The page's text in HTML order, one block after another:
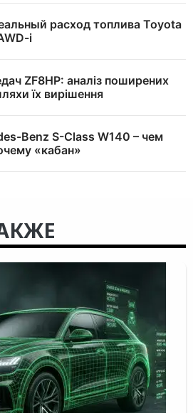
расход топлива Toyota
i
ZF8HP: аналіз поширених
їх вирішення
Benz S-Class W140 – чем
«кабан»